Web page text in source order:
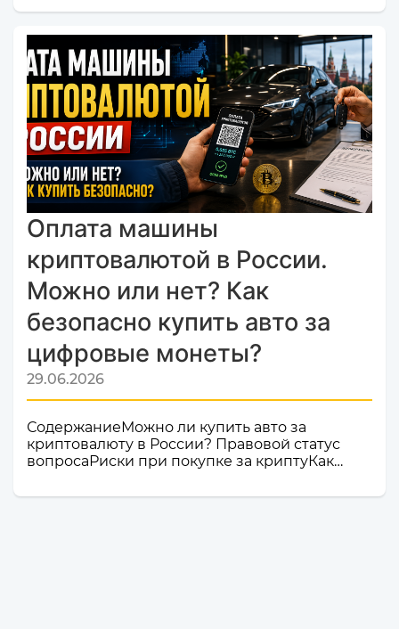
нельзя. Российское законодательство не
как средства оплаты товаров, работ и услуг
внутри страны. Именно поэтому российские
компании и магазины не могут официально
принимать криптовалюту в качестве оплаты.
Но это не значит, что владельцы
криптоактивов остаются без возможности
тратить свои деньги: ест...
Оплата машины
криптовалютой в России.
Можно или нет? Как
безопасно купить авто за
цифровые монеты?
29.06.2026
СодержаниеМожно ли купить авто за
криптовалюту в России? Правовой статус
вопросаРиски при покупке за криптуКак
криптовалюты?Часто задаваемые вопросы